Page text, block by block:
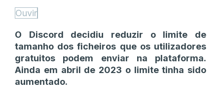
Ouvir
O Discord decidiu reduzir o limite de
tamanho dos ficheiros que os utilizadores
gratuitos podem enviar na plataforma.
Ainda em abril de 2023 o limite tinha sido
aumentado.